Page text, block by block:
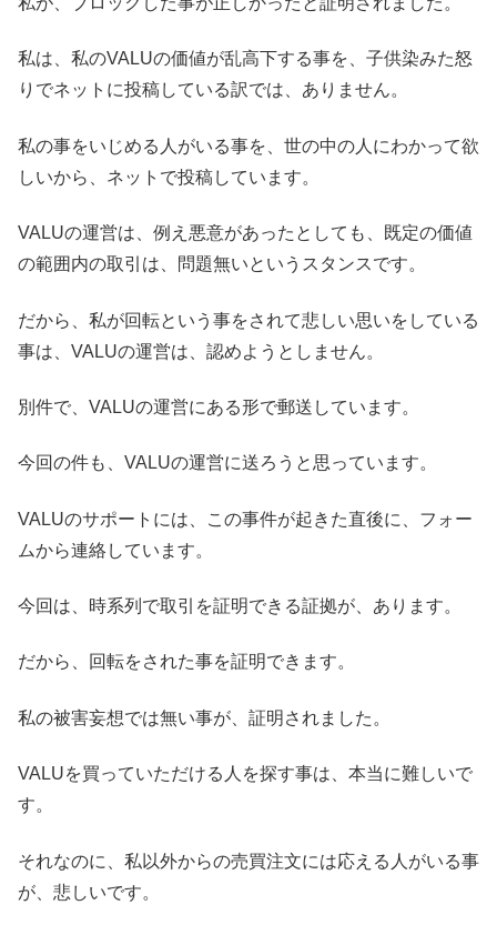
私は、私のVALUの価値が乱高下する事を、子供染みた怒
りでネットに投稿している訳では、ありません。
私の事をいじめる人がいる事を、世の中の人にわかって欲
しいから、ネットで投稿しています。
VALUの運営は、例え悪意があったとしても、既定の価値
の範囲内の取引は、問題無いというスタンスです。
だから、私が回転という事をされて悲しい思いをしている
事は、VALUの運営は、認めようとしません。
別件で、VALUの運営にある形で郵送しています。
今回の件も、VALUの運営に送ろうと思っています。
VALUのサポートには、この事件が起きた直後に、フォー
ムから連絡しています。
今回は、時系列で取引を証明できる証拠が、あります。
だから、回転をされた事を証明できます。
私の被害妄想では無い事が、証明されました。
VALUを買っていただける人を探す事は、本当に難しいで
す。
それなのに、私以外からの売買注文には応える人がいる事
が、悲しいです。